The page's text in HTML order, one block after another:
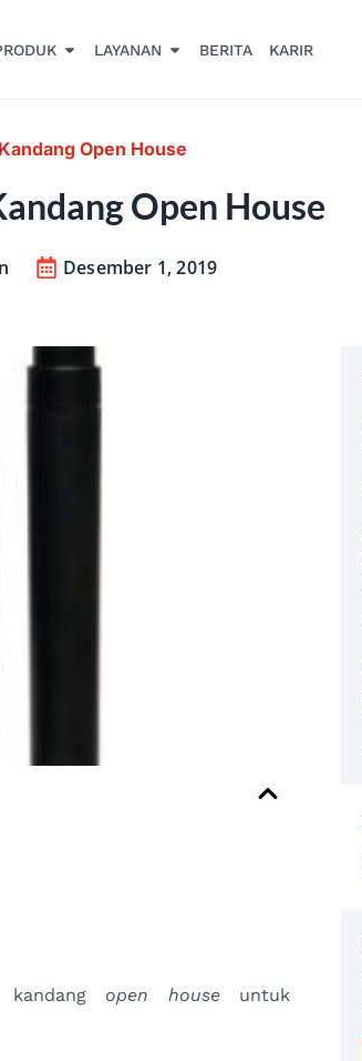
LAYANAN BERITA KARIR
Open House
Open House
Desember 1, 2019
kandang open house untuk